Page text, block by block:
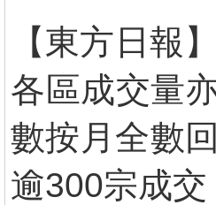
【東方日報
各區成交量
數按月全數
逾300宗成